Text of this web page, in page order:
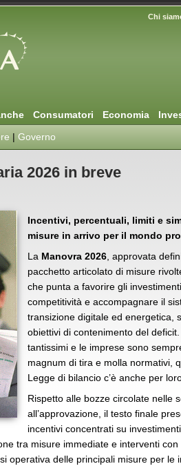
Chi
Consumatori Economia
| Governo
2026 in breve
Incentivi, percentuali, limiti e
misure in arrivo per il mondo
La Manovra 2026 , approvata
pacchetto articolato di misure
che punta a favorire gli
competitività e accompagnare il
transizione digitale ed energetica,
obiettivi di contenimento del
tantissimi e le imprese sono
magnum di tira e molla normativi,
Legge di bilancio c’è anche per
Rispetto alle bozze circolate nelle
all’approvazione, il testo finale
incentivi concentrati su
tra misure immediate e interventi
operativa delle principali misure per le